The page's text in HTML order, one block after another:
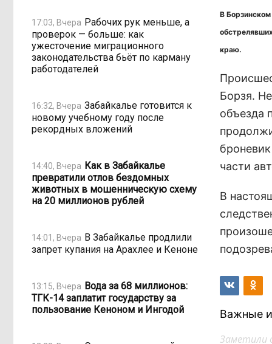
17:03, Вчера Рабочих рук меньше, а
проверок — больше: как
ужесточение миграционного
законодательства бьёт по карману
работодателей
16:32, Вчера Забайкалье готовится к
новому учебному году после
рекордных вложений
14:40, Вчера Как в Забайкалье
превратили отлов бездомных
животных в мошенническую схему
на 20 миллионов рублей
14:01, Вчера В Забайкалье продлили
запрет купания на Арахлее и Кеноне
13:15, Вчера Вода за 68 миллионов:
ТГК-14 заплатит государству за
пользование Кеноном и Ингодой
В
краю.
Борзя.
объезда
части
В
Важные
Заметили